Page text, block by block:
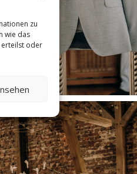
zu
wie das
erteilst oder